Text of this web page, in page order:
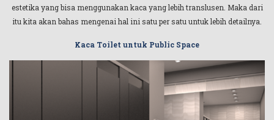
estetika yang bisa menggunakan kaca yang lebih translusen. Maka dari
itu kita akan bahas mengenai hal ini satu per satu untuk lebih detailnya.
Kaca Toilet untuk Public Space